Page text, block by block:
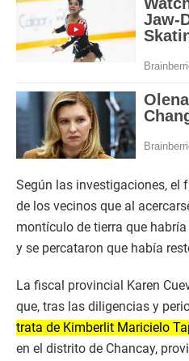
Según las investigaciones, el
de los vecinos que al
montículo de tierra que
y se percataron que había
La fiscal provincial Karen
que, tras las diligencias y
trata de Kimberlit Maricielo
en el distrito de Chancay,